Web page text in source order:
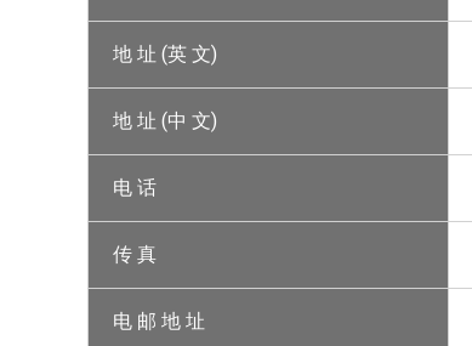
地 址 (英 文)
地 址 (中 文)
电 话
传 真
电 邮 地 址